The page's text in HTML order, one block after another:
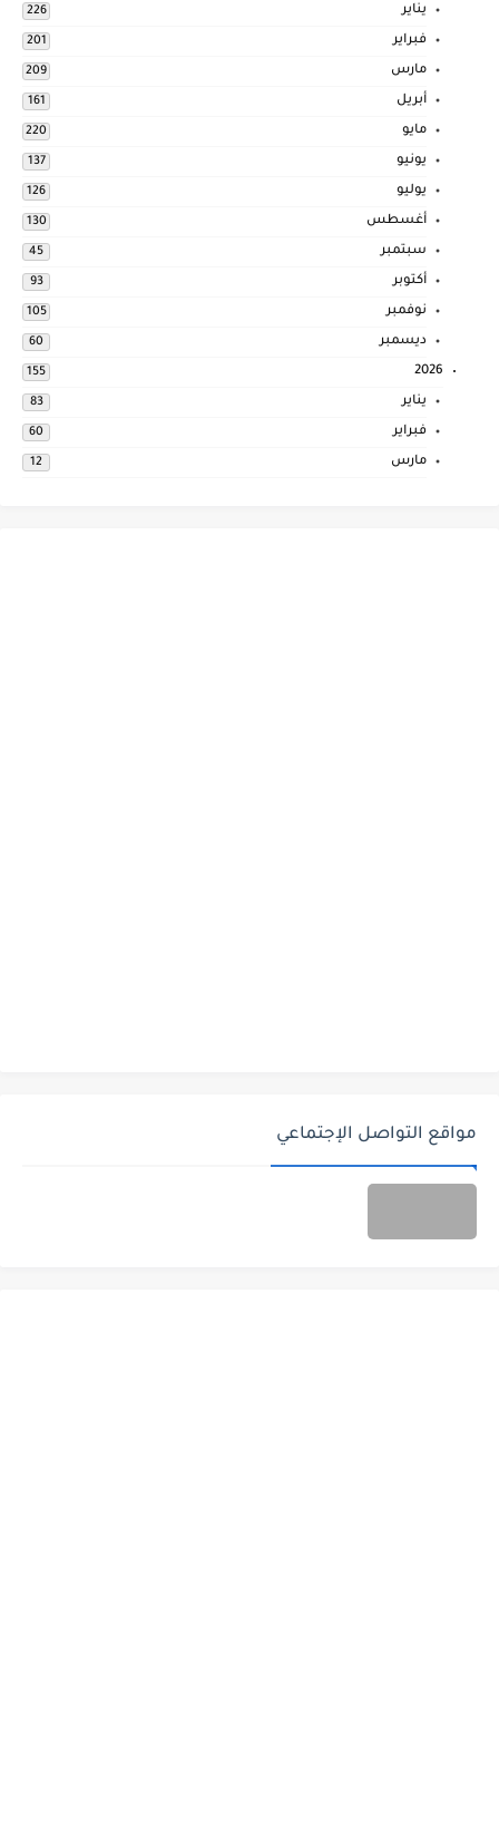
يناير 226
فبراير 201
مارس 209
أبريل 161
مايو 220
يونيو 137
يوليو 126
أغسطس 130
سبتمبر 45
أكتوبر 93
نوفمبر 105
ديسمبر 60
2026
155
يناير 83
فبراير 60
مارس 12
مواقع التواصل الإجتماعي